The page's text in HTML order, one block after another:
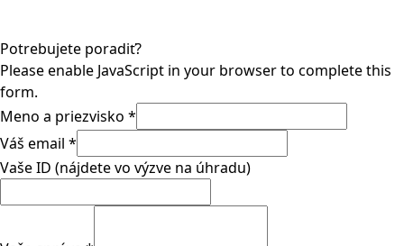
Potrebujete poradiť?
Please enable JavaScript in your browser to complete this
form.
Meno a priezvisko *
Váš email *
Vaše ID (nájdete vo výzve na úhradu)